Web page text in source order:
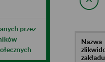
przez
Nazwa